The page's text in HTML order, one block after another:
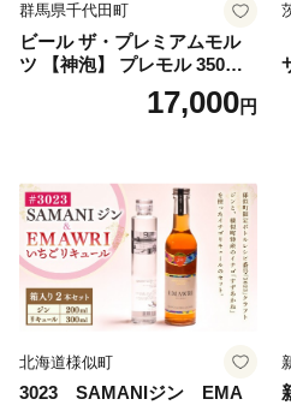
群馬県千代田町
ビール ザ・プレミアムモル
ツ 【神泡】 プレモル 350ml
× 24本 サントリー〈天然水の
ビール工場〉群馬※沖縄・離
17,000円
北海道様似町
3023 SAMANIジン EMA